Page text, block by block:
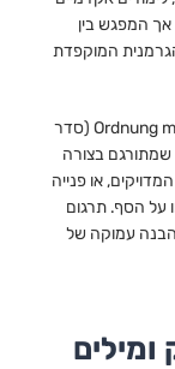
אך המפגש בין
המוקפדת
בעולם העסקים והמשפט הגרמני, המושג Ordnung muss sein (סדר
שמתורגם בצורה
או פנייה
על הסף. תרגום
הבנה עמוקה של